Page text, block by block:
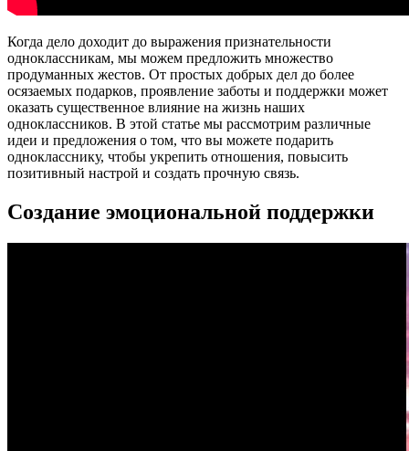
Когда дело доходит до выражения признательности
одноклассникам, мы можем предложить множество
продуманных жестов. От простых добрых дел до более
осязаемых подарков, проявление заботы и поддержки может
оказать существенное влияние на жизнь наших
одноклассников. В этой статье мы рассмотрим различные
идеи и предложения о том, что вы можете подарить
однокласснику, чтобы укрепить отношения, повысить
позитивный настрой и создать прочную связь.
Создание эмоциональной поддержки